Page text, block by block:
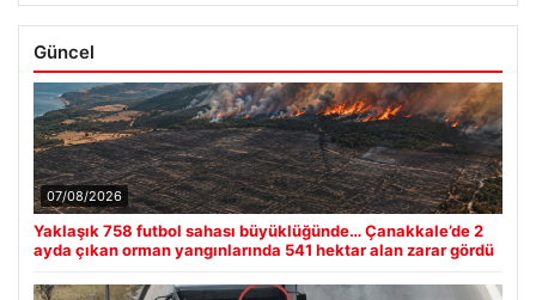
Güncel
07/08/2026
Yaklaşık 758 futbol sahası büyüklüğünde… Çanakkale’de 2
ayda çıkan orman yangınlarında 541 hektar alan zarar gördü